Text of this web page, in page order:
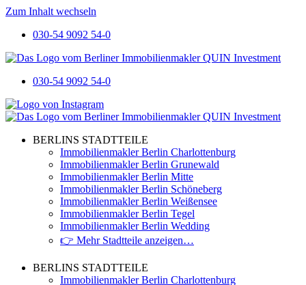
Zum Inhalt wechseln
030-54 9092 54-0
030-54 9092 54-0
BERLINS STADTTEILE
Immobilienmakler Berlin Charlottenburg
Immobilienmakler Berlin Grunewald
Immobilienmakler Berlin Mitte
Immobilienmakler Berlin Schöneberg
Immobilienmakler Berlin Weißensee
Immobilienmakler Berlin Tegel
Immobilienmakler Berlin Wedding
👉 Mehr Stadtteile anzeigen…
BERLINS STADTTEILE
Immobilienmakler Berlin Charlottenburg